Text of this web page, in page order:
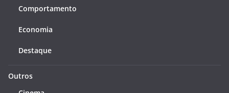
Comportamento
Economia
Destaque
Outros